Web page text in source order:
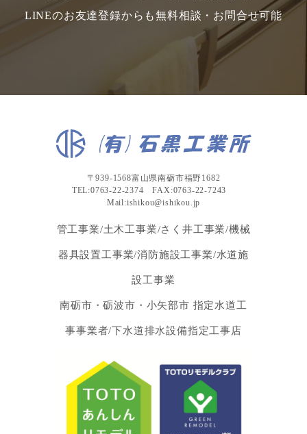
LINEのお友達登録からも無料相談・お問合せ可能
〒939-1568富山県南砺市福野1682
TEL:0763-22-2374 FAX:0763-22-7243
Mail:ishikou@ishikou.jp
管工事業/土木工事業/さく井工事業/機械
器具設置工事業/消防施設工事業/水道施
設工事業
南砺市・砺波市・小矢部市 指定水道工
事事業者/下水道排水設備指定工事店